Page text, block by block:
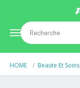
Toggle
navigation
HOME Beaute Et Soins